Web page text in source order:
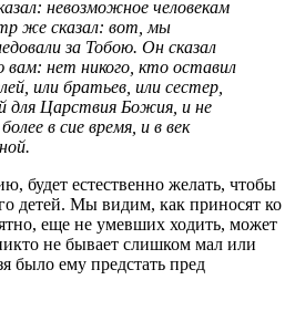
невозможное человекам
же сказал: вот, мы
за Тобою. Он сказал
вам: нет никого, кто оставил
или братьев, или сестер,
для Царствия Божия, и не
в сие время, и в век
будет естественно желать, чтобы
детей. Мы видим, как приносят ко
еще не умевших ходить, может
не бывает слишком мал или
было ему предстать пред